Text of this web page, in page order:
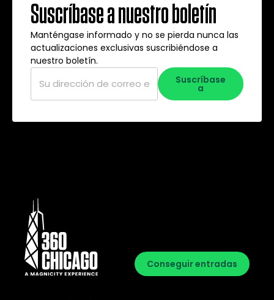
Suscríbase a nuestro boletín
Manténgase informado y no se pierda nunca las
actualizaciones exclusivas suscribiéndose a
nuestro boletín.
Correo
electrónico
Suscríbase
a
Conseguir entradas